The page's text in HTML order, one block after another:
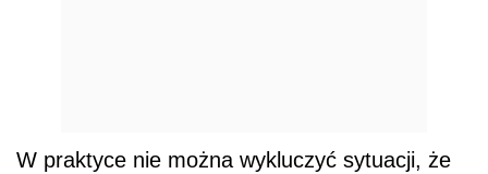
W praktyce nie można wykluczyć sytuacji, że